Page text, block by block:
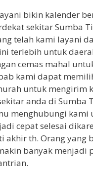
bikin kalender
sekitar Sumba
telah kami layani
terlebih untuk
cemas mahal
kami dapat
untuk mengirim
anda di Sumba
menghubungi kami
cepat selesai
akhir th. Orang yang
banyak menjadi